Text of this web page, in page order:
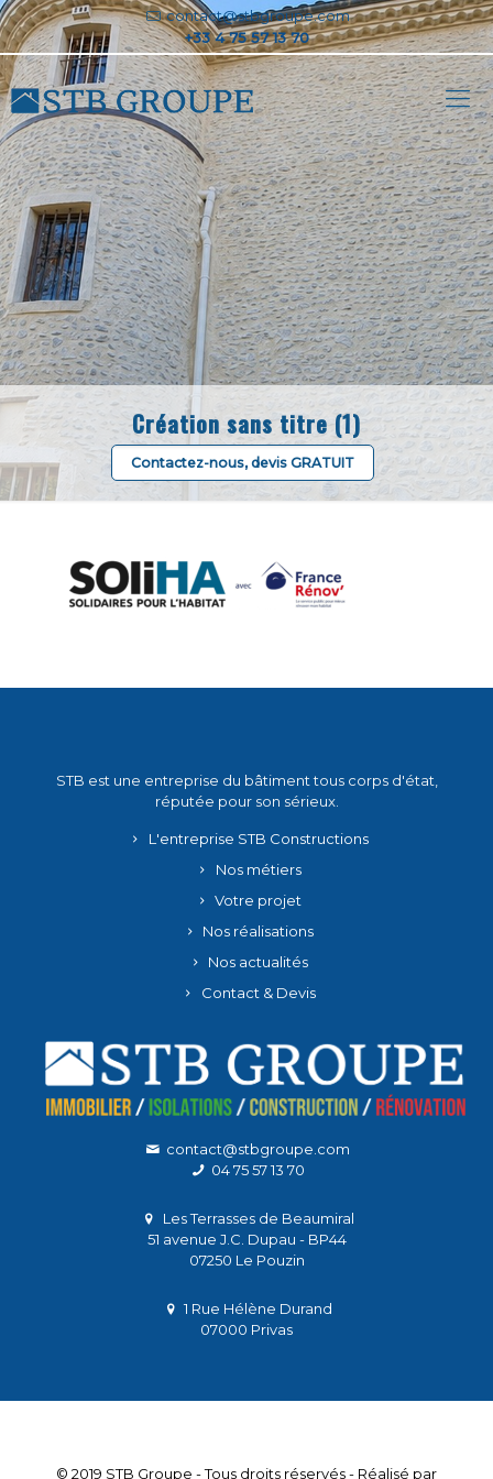
contact@stbgroupe.com
Création sans titre (1)
Contactez-nous, devis GRATUIT
STB est une entreprise du bâtiment tous corps d'état,
réputée pour son sérieux.
L'entreprise STB Constructions
Nos métiers
Votre projet
Nos réalisations
Nos actualités
Contact & Devis
contact@stbgroupe.com
04 75 57 13 70
Les Terrasses de Beaumiral
51 avenue J.C. Dupau - BP44
07250 Le Pouzin
1 Rue Hélène Durand
07000 Privas
© 2019 STB Groupe - Tous droits réservés - Réalisé par